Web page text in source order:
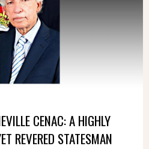
CENAC: A HIGHLY
REVERED STATESMAN